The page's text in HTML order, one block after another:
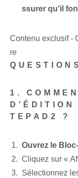
ssurer qu'il
Contenu exclusif -
re
1.
D'ÉDITION
TEPAD2 ?
Ouvrez le
Cliquez sur «
Sélectionnez